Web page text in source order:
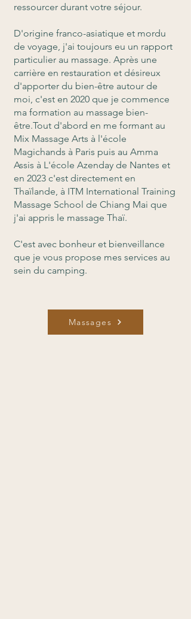
ressourcer durant votre séjour.
D'origine franco-asiatique et mordu
de voyage, j'ai toujours eu un rapport
particulier au massage. Après une
carrière en restauration et désireux
d'apporter du bien-être autour de
moi, c'est en 2020 que je commence
ma formation au massage bien-
être.Tout d'abord en me formant au
Mix Massage Arts à l'école
Magichands à Paris puis au Amma
Assis à L'école Azenday de Nantes et
en 2023 c'est directement en
Thaïlande, à ITM International Training
Massage School de Chiang Mai que
j'ai appris le massage Thaï.
C'est avec bonheur et bienveillance
que je vous propose mes services au
sein du camping.
Massages